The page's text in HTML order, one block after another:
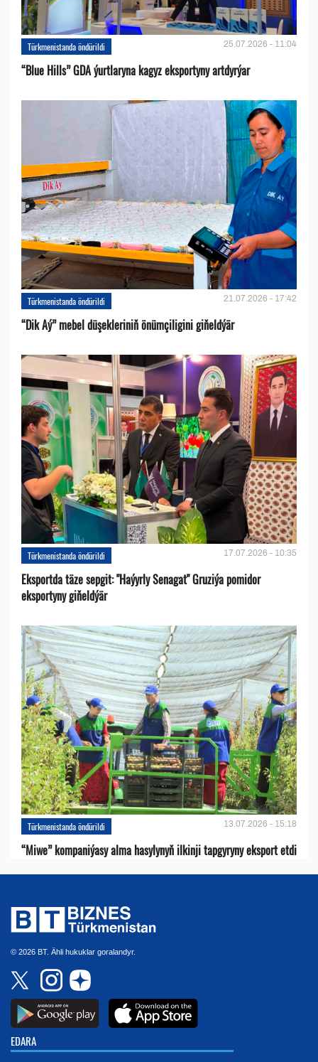
Türkmenistanda öndürildi 25.07.2026 - 11:04
“Blue Hills” GDA ýurtlaryna kagyz eksportyny artdyrýar
Türkmenistanda öndürildi 21.07.2026 - 17:42
“Dik Aý” mebel düşekleriniň önümçiligini giňeldýär
Türkmenistanda öndürildi 17.07.2026 - 10:35
Eksportda täze sepgit: "Haýyrly Senagat" Gruziýa pomidor
eksportyny giňeldýär
Türkmenistanda öndürildi 13.07.2026 - 15:18
“Miwe” kompaniýasy alma hasylynyň ilkinji tapgyryny eksport etdi
© 2026 BT. Ähli hukuklar goralandyr.
EDARA